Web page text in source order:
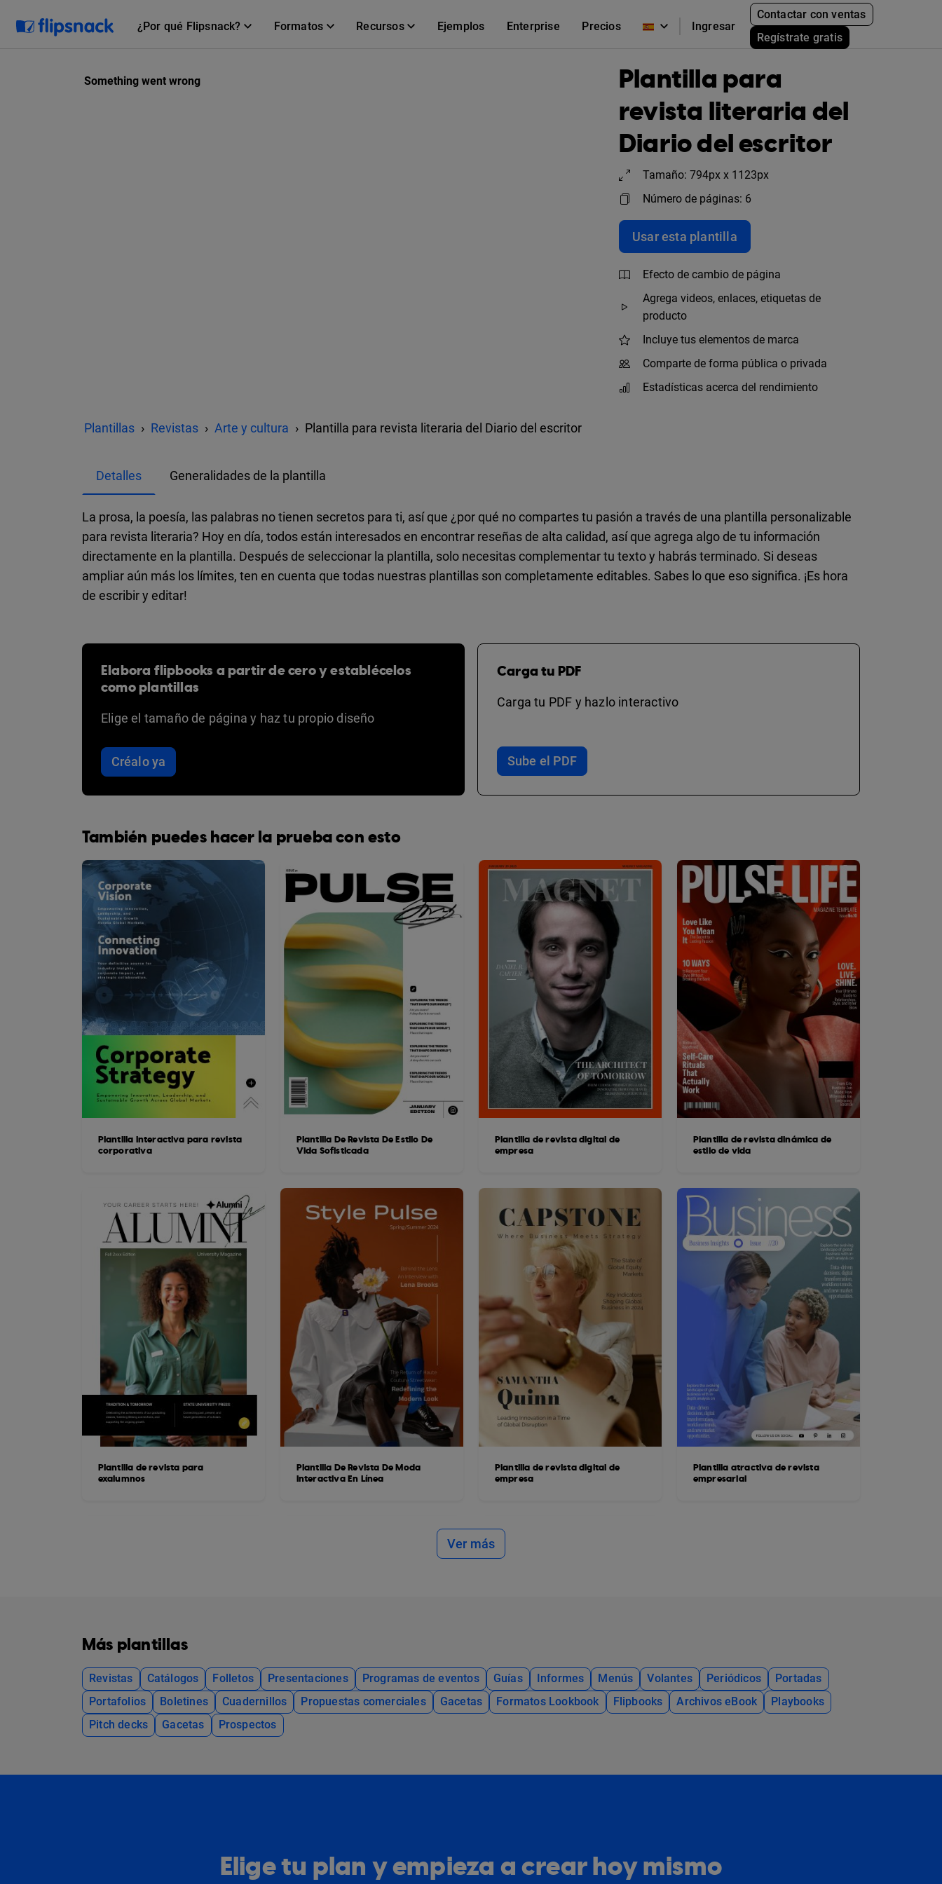
¿Por qué Flipsnack? Formatos Recursos Ejemplos Enterprise Precios Ingresar
Contactar con ventas
Regístrate gratis
Plantilla para
revista literaria del
Diario del escritor
Tamaño: 794px x 1123px
Número de páginas: 6
Usar esta plantilla
Efecto de cambio de página
Agrega videos, enlaces, etiquetas de
producto
Incluye tus elementos de marca
Comparte de forma pública o privada
Estadísticas acerca del rendimiento
Plantillas Revistas Arte y cultura Plantilla para revista literaria del Diario del escritor
Detalles Generalidades de la plantilla
La prosa, la poesía, las palabras no tienen secretos para ti, así que ¿por qué no compartes tu pasión a través de una plantilla personalizable
para revista literaria? Hoy en día, todos están interesados en encontrar reseñas de alta calidad, así que agrega algo de tu información
directamente en la plantilla. Después de seleccionar la plantilla, solo necesitas complementar tu texto y habrás terminado. Si deseas
ampliar aún más los límites, ten en cuenta que todas nuestras plantillas son completamente editables. Sabes lo que eso significa. ¡Es hora
de escribir y editar!
Elabora flipbooks a partir de cero y establécelos
como plantillas
Elige el tamaño de página y haz tu propio diseño
Créalo ya
Carga tu PDF
Carga tu PDF y hazlo interactivo
Sube el PDF
También puedes hacer la prueba con esto
Plantilla interactiva para revista
corporativa
Plantilla de revista para
exalumnos
Plantilla De Revista De Estilo De
Vida Sofisticada
Plantilla De Revista De Moda
Interactiva En Línea
Plantilla de revista digital de
empresa
Plantilla de revista digital de
empresa
Plantilla de revista dinámica de
estilo de vida
Plantilla atractiva de revista
empresarial
Ver más
Más plantillas
Revistas Catálogos Folletos Presentaciones Programas de eventos Guías Informes Menús Volantes Periódicos
Portadas
Portafolios
Boletines Cuadernillos Propuestas comerciales Gacetas Formatos Lookbook Flipbooks Archivos eBook
Playbooks
Pitch decks
Gacetas Prospectos
Elige tu plan y empieza a crear hoy mismo